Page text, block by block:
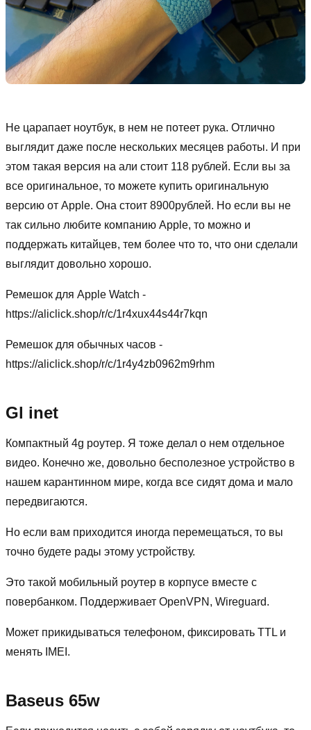
Не царапает ноутбук, в нем не потеет рука. Отлично
выглядит даже после нескольких месяцев работы. И при
этом такая версия на али стоит 118 рублей. Если вы за
все оригинальное, то можете купить оригинальную
версию от Apple. Она стоит 8900рублей. Но если вы не
так сильно любите компанию Apple, то можно и
поддержать китайцев, тем более что то, что они сделали
выглядит довольно хорошо.
Ремешок для Apple Watch -
https://aliclick.shop/r/c/1r4xux44s44r7kqn
Ремешок для обычных часов -
https://aliclick.shop/r/c/1r4y4zb0962m9rhm
Gl inet
Компактный 4g роутер. Я тоже делал о нем отдельное
видео. Конечно же, довольно бесполезное устройство в
нашем карантинном мире, когда все сидят дома и мало
передвигаются.
Но если вам приходится иногда перемещаться, то вы
точно будете рады этому устройству.
Это такой мобильный роутер в корпусе вместе с
повербанком. Поддерживает OpenVPN, Wireguard.
Может прикидываться телефоном, фиксировать TTL и
менять IMEI.
Baseus 65w